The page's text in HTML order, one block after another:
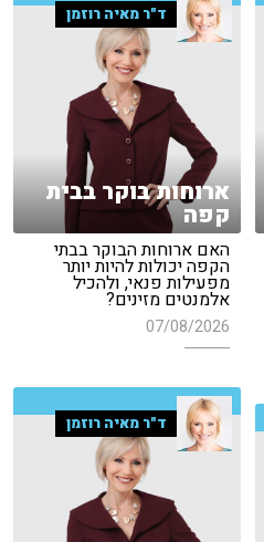
ד"ר מאיה רוזמן
ארוחות בוקר בבית
קפה
האם ארוחות הבוקר בבתי
הקפה יכולות להיות יותר
מפעילות פנאי, ולהכיל
אלמנטים מזינים?
07/08/2026
ד"ר מאיה רוזמן